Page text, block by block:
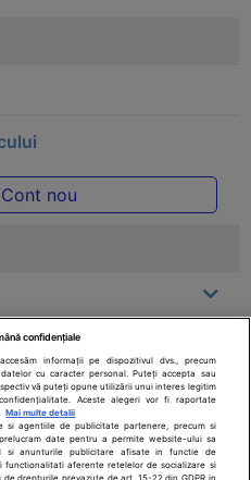
nou
confidențiale
informații pe dispozitivul dvs., precum
cu caracter personal. Puteți accepta sau
vă puteți opune utilizării unui interes legitim
Aceste alegeri vor fi raportate
Mai multe detalii
si agentiile de publicitate partenere, precum si
date pentru a permite website-ului sa
si anunturile publicitare afisate in functie de
aferente retelelor de socializare si
drepturile prevazute de art. 15-22 din GDPR in